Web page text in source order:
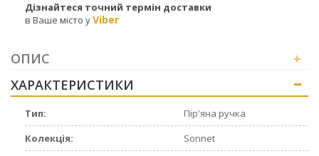
Дізнайтеся точний термін доставки
в Ваше місто уViber
ОПИС
+
ХАРАКТЕРИСТИКИ
Тип:
Пір'яна ручка
Колекція:
Sonnet